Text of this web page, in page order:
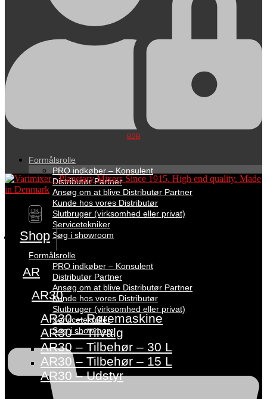
B2B
Formålsrolle
PRO indkøber – Konsulent
Distributør Partner
Ansøg om at blive Distributør Partner
Kunde hos vores Distributør
Slutbruger (virksomhed eller privat)
Servicetekniker
Søg i showroom
Formålsrolle
PRO indkøber – Konsulent
Distributør Partner
Ansøg om at blive Distributør Partner
Kunde hos vores Distributør
Slutbruger (virksomhed eller privat)
Servicetekniker
Søg i showroom
DK
EN
Shop
AR
AR30
AR30 – Røremaskine
AR30 – Tilvalg
AR30 – Tilbehør – 30 L
AR30 – Tilbehør – 15 L
AR30 – Udstyr